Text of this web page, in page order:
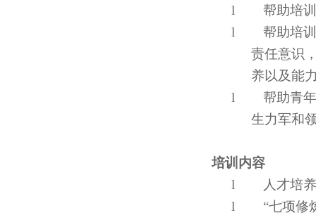
l
帮助培
l
帮助培
责任意识
养以及能
l
帮助青
生力军和
培训内容
l
人才培
l
“七项修